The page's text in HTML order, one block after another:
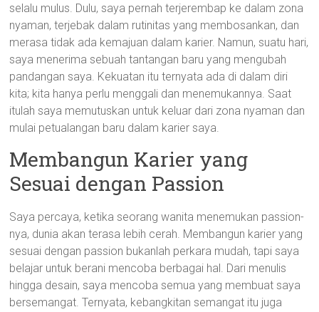
selalu mulus. Dulu, saya pernah terjerembap ke dalam zona
nyaman, terjebak dalam rutinitas yang membosankan, dan
merasa tidak ada kemajuan dalam karier. Namun, suatu hari,
saya menerima sebuah tantangan baru yang mengubah
pandangan saya. Kekuatan itu ternyata ada di dalam diri
kita; kita hanya perlu menggali dan menemukannya. Saat
itulah saya memutuskan untuk keluar dari zona nyaman dan
mulai petualangan baru dalam karier saya.
Membangun Karier yang
Sesuai dengan Passion
Saya percaya, ketika seorang wanita menemukan passion-
nya, dunia akan terasa lebih cerah. Membangun karier yang
sesuai dengan passion bukanlah perkara mudah, tapi saya
belajar untuk berani mencoba berbagai hal. Dari menulis
hingga desain, saya mencoba semua yang membuat saya
bersemangat. Ternyata, kebangkitan semangat itu juga